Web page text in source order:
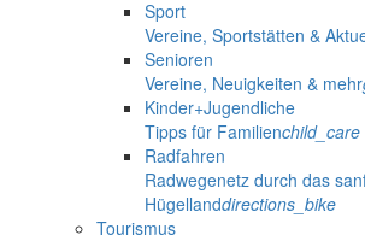
Sport
Vereine, Sportstätten &
Senioren
Vereine, Neuigkeiten & mehr
Kinder+Jugendliche
Tipps für Familienchild_care
Radfahren
Radwegenetz durch das
Hügellanddirections_bike
Tourismus